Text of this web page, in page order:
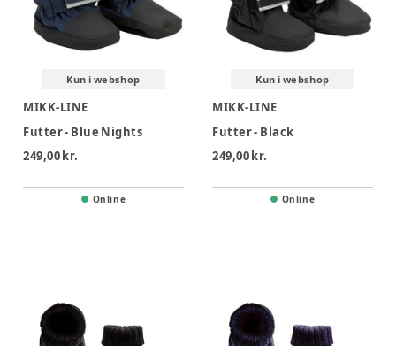
Kun i webshop
MIKK-LINE
Futter - Blue Nights
249,00 kr.
Online
Kun i webshop
MIKK-LINE
Futter - Black
249,00 kr.
Online